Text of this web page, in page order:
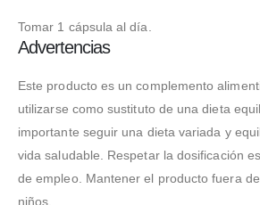
Tomar 1 cápsula al día.
Advertencias
Este producto es un complemento
utilizarse como sustituto de una dieta
importante seguir una dieta variada y
vida saludable. Respetar la dosificación
de empleo. Mantener el producto fuera
niños.